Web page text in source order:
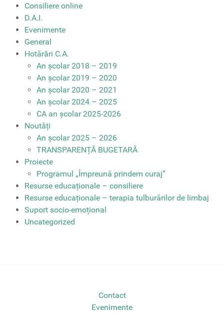
Consiliere online
D.A.I.
Evenimente
General
Hotărâri C.A.
An școlar 2018 – 2019
An școlar 2019 – 2020
An școlar 2020 – 2021
An școlar 2024 – 2025
CA an școlar 2025-2026
Noutăți
An școlar 2025 – 2026
TRANSPARENȚĂ BUGETARĂ
Proiecte
Programul „Împreună prindem curaj”
Resurse educaționale – consiliere
Resurse educaționale – terapia tulburărilor de limbaj
Suport socio-emoțional
Uncategorized
Contact
Evenimente